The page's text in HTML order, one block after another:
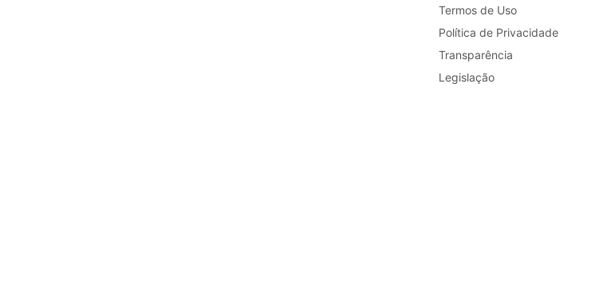
Termos de Uso
Política de Privacidade
Transparência
Legislação